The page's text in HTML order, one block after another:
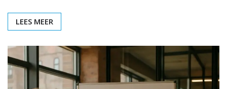
LEES MEER